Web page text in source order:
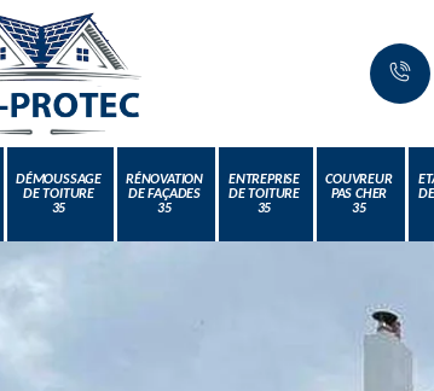
DÉMOUSSAGE
DE TOITURE
35
RÉNOVATION
DE FAÇADES
35
ENTREPRISE
DE TOITURE
35
COUVREUR
PAS CHER
35